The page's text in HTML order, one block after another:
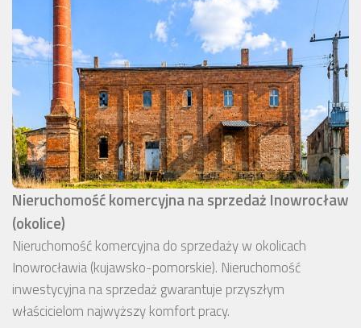
Nieruchomość komercyjna na sprzedaż Inowrocław
(okolice)
Nieruchomość komercyjna do sprzedaży w okolicach
Inowrocławia (kujawsko-pomorskie). Nieruchomość
inwestycyjna na sprzedaż gwarantuje przyszłym
właścicielom najwyższy komfort pracy.